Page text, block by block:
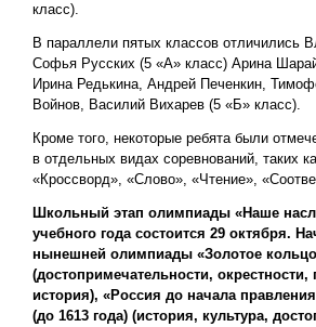
класс).
В параллели пятых классов отличились
Софья Русских (5 «А» класс) Арина
Ирина Редькина, Андрей Печенкин,
Войнов, Василий Вихарев (5 «Б» класс).
Кроме того, некоторые ребята были
в отдельных видах соревнований, таких
«Кроссворд», «Слово», «Чтение»,
Школьный этап олимпиады «Наше
учебного года состоится 29 октября.
нынешней олимпиады «Золотое
(достопримечательности,
история), «Россия до начала
(до 1613 года) (история, культура,